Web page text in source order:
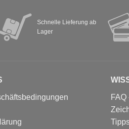
Schnelle Lieferung ab
Lager